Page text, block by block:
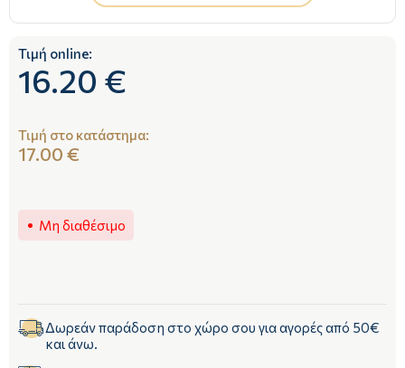
Τιμή online:
16.20 €
Τιμή στο κατάστημα:
17.00 €
Μη διαθέσιμο
Δωρεάν παράδοση στο χώρο σου για αγορές από 50€
και άνω.